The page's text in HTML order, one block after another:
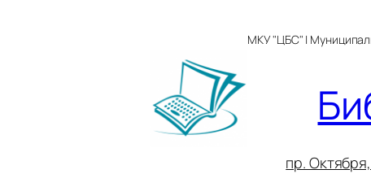
МКУ "ЦБС" |
пр.